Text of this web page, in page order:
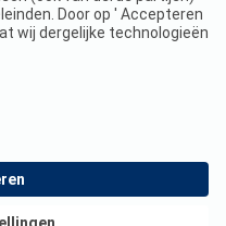
Voorwaarden